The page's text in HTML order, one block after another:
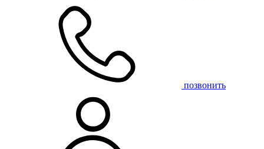
позвонить